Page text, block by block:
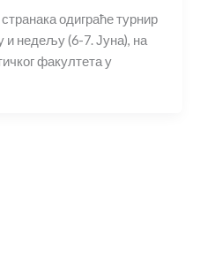
одиграће турнир
недељу (6-7. Јуна), на
факултета у